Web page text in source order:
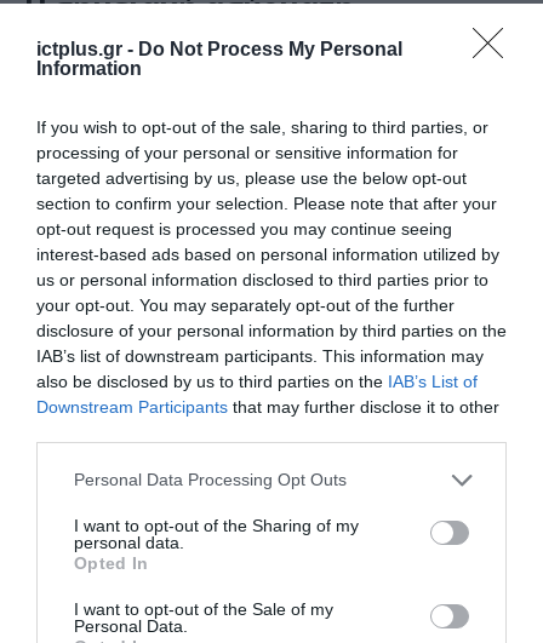
ictplus.gr - Do Not Process My Personal
Information
If you wish to opt-out of the sale, sharing to third parties, or
processing of your personal or sensitive information for
targeted advertising by us, please use the below opt-out
section to confirm your selection. Please note that after your
opt-out request is processed you may continue seeing
interest-based ads based on personal information utilized by
us or personal information disclosed to third parties prior to
your opt-out. You may separately opt-out of the further
disclosure of your personal information by third parties on the
IAB’s list of downstream participants. This information may
also be disclosed by us to third parties on the IAB’s List of
Downstream Participants that may further disclose it to other
Please note that this website/app uses one or more Google
not limited to your visit or usage behaviour. You may click to
grant or deny consent to Google and its third-party tags to
use your data for below specified purposes in below Google
consent section.
Personal Data Processing Opt Outs
I want to opt-out of the Sharing of my
personal data.
Opted In
I want to opt-out of the Sale of my
Personal Data.
τεχνολογία OmniBAS της
Intracom Telecom στην
Η Intracom Telecom ανάμεσα
στους 1000 Πρωτοπόρους για την
Τεχνητή Νοημοσύνη στην